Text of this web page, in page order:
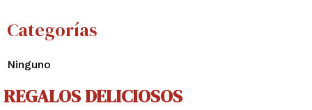
Categorías
Ninguno
REGALOS DELICIOSOS